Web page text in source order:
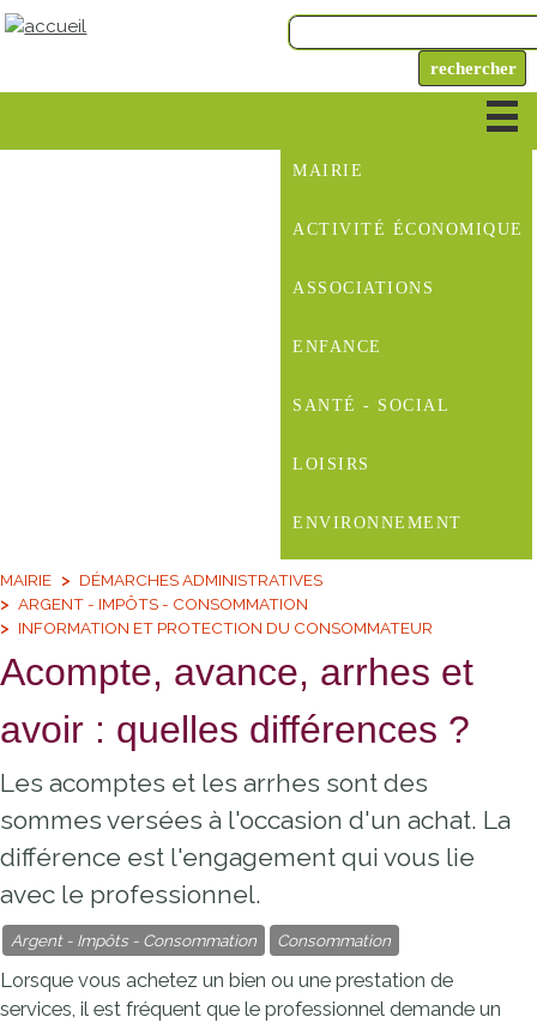
MAIRIE
ACTIVITÉ ÉCONOMIQUE
ASSOCIATIONS
ENFANCE
SANTÉ - SOCIAL
LOISIRS
ENVIRONNEMENT
MAIRIE
DÉMARCHES ADMINISTRATIVES
ARGENT - IMPÔTS - CONSOMMATION
INFORMATION ET PROTECTION DU CONSOMMATEUR
Acompte, avance, arrhes et
avoir : quelles différences ?
Les acomptes et les arrhes sont des
sommes versées à l'occasion d'un achat. La
différence est l'engagement qui vous lie
avec le professionnel.
Argent - Impôts - Consommation Consommation
Lorsque vous achetez un bien ou une prestation de
services, il est fréquent que le professionnel demande un